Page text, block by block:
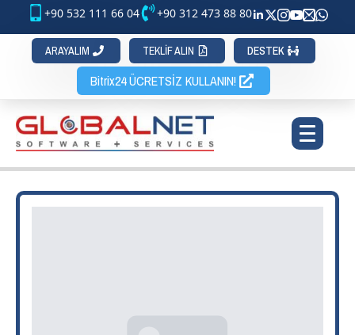
+90 532 111 66 04 +90 312 473 88 80
ARAYALIM TEKLİF ALIN DESTEK
Bitrix24 ÜCRETSİZ KULLANIN!